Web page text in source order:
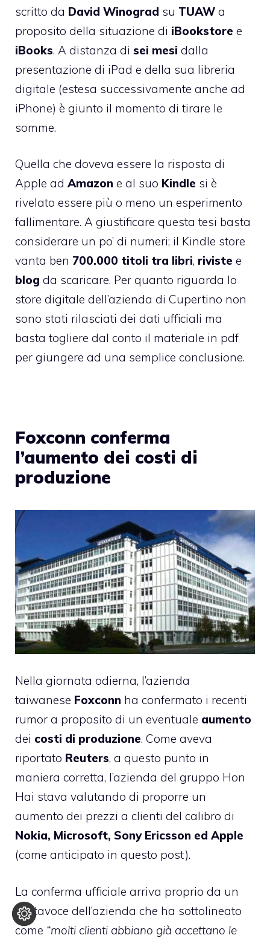
scritto da David Winograd su TUAW a
proposito della situazione di iBookstore e
iBooks. A distanza di sei mesi dalla
presentazione di iPad e della sua libreria
digitale (estesa successivamente anche ad
iPhone) è giunto il momento di tirare le
somme.
Quella che doveva essere la risposta di
Apple ad Amazon e al suo Kindle si è
rivelato essere più o meno un esperimento
fallimentare. A giustificare questa tesi basta
considerare un po’ di numeri; il Kindle store
vanta ben 700.000 titoli tra libri, riviste e
blog da scaricare. Per quanto riguarda lo
store digitale dell’azienda di Cupertino non
sono stati rilasciati dei dati ufficiali ma
basta togliere dal conto il materiale in pdf
per giungere ad una semplice conclusione.
Foxconn conferma
l’aumento dei costi di
produzione
Nella giornata odierna, l’azienda
taiwanese Foxconn ha confermato i recenti
rumor a proposito di un eventuale aumento
dei costi di produzione. Come aveva
riportato Reuters, a questo punto in
maniera corretta, l’azienda del gruppo Hon
Hai stava valutando di proporre un
aumento dei prezzi a clienti del calibro di
Nokia, Microsoft, Sony Ericsson ed Apple
(come anticipato in questo post).
La conferma ufficiale arriva proprio da un
portavoce dell’azienda che ha sottolineato
come “molti clienti abbiano già accettano le